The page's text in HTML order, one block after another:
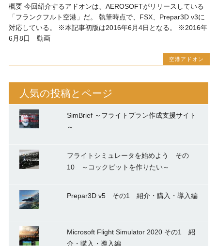
概要 今回紹介するアドオンは、AEROSOFTがリリースしている
「フランクフルト空港」だ。 執筆時点で、FSX、Prepar3D v3に
対応している。 ※本記事初版は2016年6月4日となる。 ※2016年
6月8日 動画
空港アドオン
人気の投稿とページ
SimBrief ～フライトプラン作成支援サイト
～
フライトシミュレータを始めよう その
10 ～コックピットを作りたい～
Prepar3D v5 その1 紹介・購入・導入編
Microsoft Flight Simulator 2020 その1 紹
介・購入・導入編